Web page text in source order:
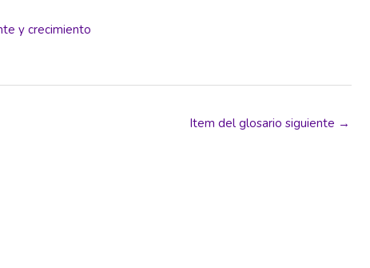
y crecimiento
Item del glosario siguiente →